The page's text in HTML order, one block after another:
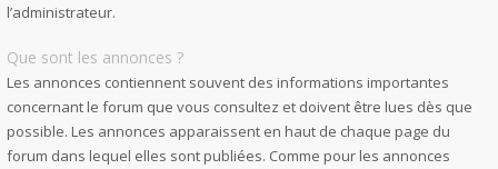
l’administrateur.
Que sont les annonces ?
Les annonces contiennent souvent des informations importantes
concernant le forum que vous consultez et doivent être lues dès que
possible. Les annonces apparaissent en haut de chaque page du
forum dans lequel elles sont publiées. Comme pour les annonces